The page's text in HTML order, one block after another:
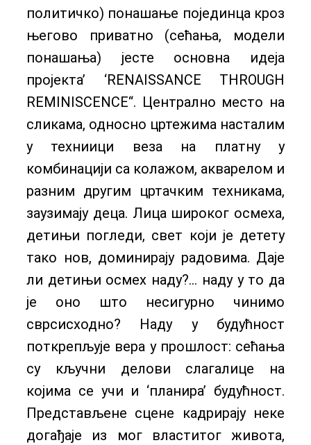
политичко) понашање појединца кроз
његово приватно (сећања, модели
понашања) јесте основна идеја
пројекта’ ‘RENAISSANCE THROUGH
REMINISCENCE“. Централно место на
сликама, односно цртежима насталим
у техниици веза на платну у
комбинацији са колажом, акварелом и
разним другим цртачким техникама,
заузимају деца. Лица широког осмеха,
детињи погледи, свет који је детету
тако нов, доминирају радовима. Даје
ли детињи осмех наду?… наду у то да
је оно што несигурно чинимо
сврсисходно? Наду у будућност
поткрепљује вера у прошлост: сећања
су кључни делови слагалице на
којима се учи и ‘планира’ будућност.
Представљене сцене кадрирају неке
догађаје из мог властитог живота,